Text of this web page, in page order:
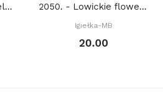
10 K 233. - Little angels 1. (PDF) 2050. - Lowickie flowers (PDF)
Igiełka-MB
20.00